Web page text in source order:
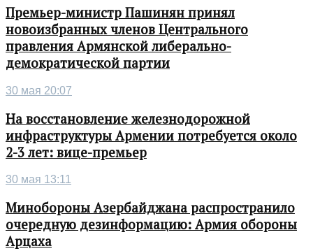
Премьер-министр Пашинян принял
новоизбранных членов Центрального
правления Армянской либерально-
демократической партии
30 мая 20:07
На восстановление железнодорожной
инфраструктуры Армении потребуется около
2-3 лет: вице-премьер
30 мая 13:11
Минобороны Азербайджана распространило
очередную дезинформацию: Армия обороны
Арцаха